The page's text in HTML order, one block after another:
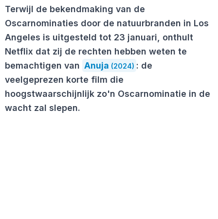
Terwijl de bekendmaking van de
Oscarnominaties door de natuurbranden in Los
Angeles is uitgesteld tot 23 januari, onthult
Netflix dat zij de rechten hebben weten te
bemachtigen van Anuja (2024) : de
veelgeprezen korte film die
hoogstwaarschijnlijk zo'n Oscarnominatie in de
wacht zal slepen.